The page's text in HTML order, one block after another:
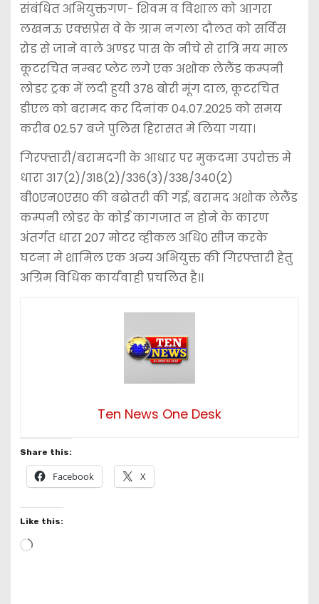
संबंधित अभियुक्तगण- शिवम व विशाल को आगरा
लखनऊ एक्सप्रेस वे के ग्राम नगला दौलत को सर्विस
रोड से जाने वाले अण्डर पास के नीचे से रात्रि मय माल
कूटरचित नम्बर प्लेट लगे एक अशोक लेलैंड कम्पनी
लोडर ट्रक में लदी हुयी 378 बोरी मूंग दाल, कूटरचित
डीएल को बरामद कर दिनांक 04.07.2025 को समय
करीब 02.57 बजे पुलिस हिरासत मे लिया गया।
गिरफ्तारी/बरामदगी के आधार पर मुकदमा उपरोक्त मे
धारा 317(2)/318(2)/336(3)/338/340(2)
बी0एन0एस0 की बढोतरी की गई, बरामद अशोक लेलैंड
कम्पनी लोडर के कोई कागजात न होने के कारण
अंतर्गत धारा 207 मोटर व्हीकल अधि0 सीज करके
घटना मे शामिल एक अन्य अभियुक्त की गिरफ्तारी हेतु
अग्रिम विधिक कार्यवाही प्रचलित है।l
Ten News One Desk
Share this:
Facebook X
Like this:
L